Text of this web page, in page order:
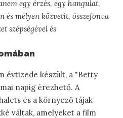
egy érzés, egy hangulat,
és mélyen közvetít, összefonva
szépségével és
évtizede készült, a "Betty
napig érezhető. A
és a környező tájak
váltak, amelyeket a film